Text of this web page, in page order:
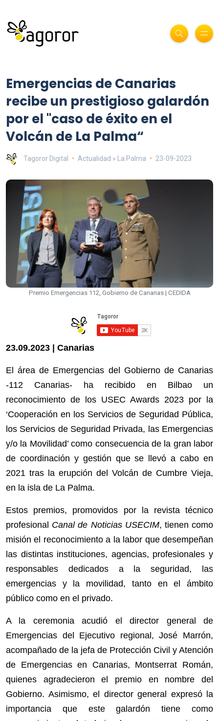
Emergencias de Canarias
recibe un prestigioso galardón
por el "caso de éxito en el
Volcán de La Palma“
Tagoror Digital Actualidad » La Palma 23-09-2023
Premio Emergencias 112, Gobierno de Canarias | CEDIDA
23.09.2023 | Canarias
El área de Emergencias del Gobierno de Canarias
-112 Canarias- ha recibido en Bilbao un
reconocimiento de los USEC Awards 2023 por la
‘Cooperación en los Servicios de Seguridad Pública,
los Servicios de Seguridad Privada, las Emergencias
y/o la Movilidad’ como consecuencia de la gran labor
de coordinación y gestión que se llevó a cabo en
2021 tras la erupción del Volcán de Cumbre Vieja,
en la isla de La Palma.
Estos premios, promovidos por la revista técnico
profesional Canal de Noticias USECIM, tienen como
misión el reconocimiento a la labor que desempeñan
las distintas instituciones, agencias, profesionales y
responsables dedicados a la seguridad, las
emergencias y la movilidad, tanto en el ámbito
público como en el privado.
A la ceremonia acudió el director general de
Emergencias del Ejecutivo regional, José Marrón,
acompañado de la jefa de Protección Civil y Atención
de Emergencias en Canarias, Montserrat Román,
quienes agradecieron el premio en nombre del
Gobierno. Asimismo, el director general expresó la
importancia que este galardón tiene como